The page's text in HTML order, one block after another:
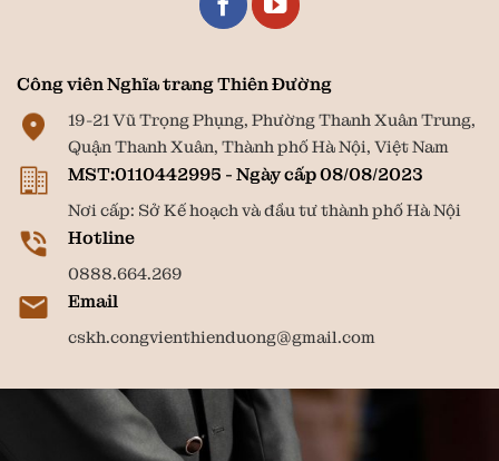
Công viên Nghĩa trang Thiên Đường
19-21 Vũ Trọng Phụng, Phường Thanh Xuân Trung,
Quận Thanh Xuân, Thành phố Hà Nội, Việt Nam
MST:0110442995 - Ngày cấp 08/08/2023
Nơi cấp: Sở Kế hoạch và đầu tư thành phố Hà Nội
Hotline
0888.664.269
Email
cskh.congvienthienduong@gmail.com